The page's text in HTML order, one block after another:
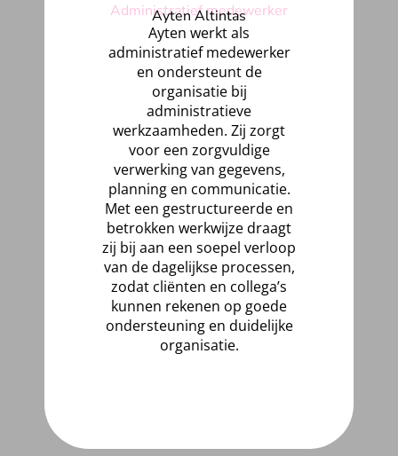
Administratief medewerker
Ayten Altintas
Ayten werkt als
administratief medewerker
en ondersteunt de
organisatie bij
administratieve
werkzaamheden. Zij zorgt
voor een zorgvuldige
verwerking van gegevens,
planning en communicatie.
Met een gestructureerde en
betrokken werkwijze draagt
zij bij aan een soepel verloop
van de dagelijkse processen,
zodat cliënten en collega’s
kunnen rekenen op goede
ondersteuning en duidelijke
organisatie.